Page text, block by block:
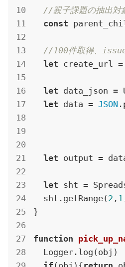
//親子課題の抽出対
const
//100件取得、
let create_url
let data_json =
let data = JSON
let output =
let sht =
  sht.getRange(
2 , 1
}
function
  Logger.log(obj)